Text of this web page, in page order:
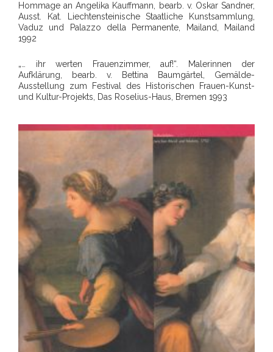
Hommage an Angelika Kauffmann, bearb. v. Oskar Sandner,
Ausst. Kat. Liechtensteinische Staatliche Kunstsammlung,
Vaduz und Palazzo della Permanente, Mailand, Mailand
1992
„… ihr werten Frauenzimmer, auf!“. Malerinnen der
Aufklärung, bearb. v. Bettina Baumgärtel, Gemälde-
Ausstellung zum Festival des Historischen Frauen-Kunst-
und Kultur-Projekts, Das Roselius-Haus, Bremen 1993